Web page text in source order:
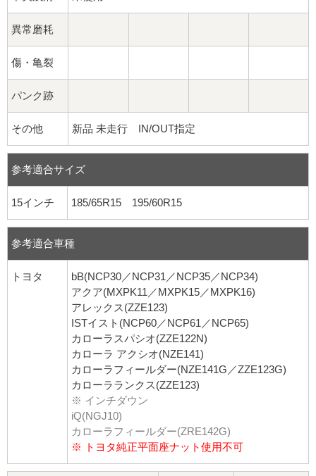
異常磨耗
傷・亀裂
パンク跡
その他 新品 未走行 IN/OUT指定
参考適合サイズ
15インチ 185/65R15 195/60R15
参考適合車種
トヨタ
bB(NCP30／NCP31／NCP35／NCP34)
アクア(MXPK11／MXPK15／MXPK16)
アレックス(ZZE123)
ISTイスト(NCP60／NCP61／NCP65)
カローラスパシオ(ZZE122N)
カローラ アクシオ(NZE141)
カローラフィールダー(NZE141G／ZZE123G)
カローラランクス(ZZE123)
※ インチダウン
iQ(NGJ10)
カローラフィールダー(ZRE142G)
※ トヨタ純正平面座ナット使用不可